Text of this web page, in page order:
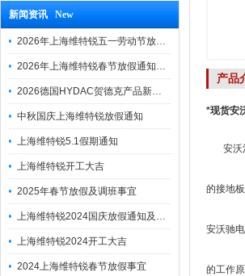
新闻资讯 New
2026年上海维特锐五一劳动节放假通知
2026年上海维特锐春节放假通知及调班安排
2026德国HYDAC贺德克产品新到一批现货
中秋国庆上海维特锐放假通知
上海维特锐5.1假期通知
上海维特锐开工大吉
2025年春节放假及调班事宜
上海维特锐2024国庆放假通知及调休安排
上海维特锐2024开工大吉
2024上海维特锐春节放假事宜
产品
*现货安
安沃
的接地
安沃驰
的工作原